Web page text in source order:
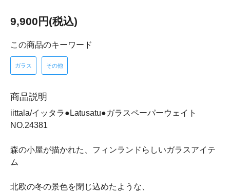
9,900円(税込)
この商品のキーワード
ガラス その他
商品説明
iittala/イッタラ●Latusatu●ガラスペーパーウェイト
NO.24381
森の小屋が描かれた、フィンランドらしいガラスアイテ
ム
北欧の冬の景色を閉じ込めたような、